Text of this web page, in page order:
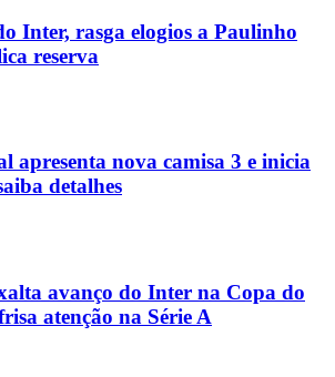
Inter, rasga elogios a Paulinho
reserva
apresenta nova camisa 3 e inicia
detalhes
avanço do Inter na Copa do
atenção na Série A